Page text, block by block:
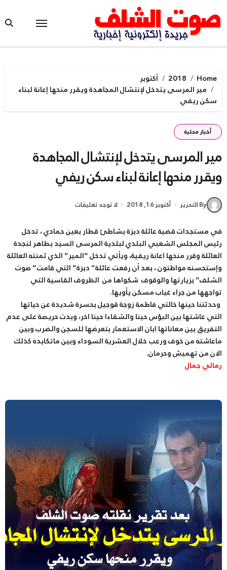
to
content
Home
2018
أكتوبر
مير المرسى يتدخل لإنتشال المجاهدة ويقرر منحها إعانة لبناء
سكن ريفي
أخبار محلية
مير المرسى يتدخل لإنتشال المجاهدة
ويقرر منحها إعانة لبناء سكن ريفي
By التحرير أكتوبر 16, 2018 لا توجد تعليقات
في مستجدات قضية عائلة دبزة بشاطئ قطار بعين حمادي ، تدخل
رئيس المجلس الشعبي البلدي لبلدية المرسى السيد بطاهر لنجدة
العائلة وقرر منحها اعانة ريفية، ويأتي تدخل “المير” الذي ثمنته العائلة
وإستحسنه مواطنون ، بعد أن رفعت عائلة” دبزة” التي قامت” صوت
الشلف” بزيارتها والوقوف شكواها من الظروف القاسية التي
تواجهها من جراء غياب مسكن يأويها.
وحدثتنا حينها خالتي فاطمة زوجة قوجيل بحسرة شديدة عن حياتها
التي عاشتها بين البؤس حينا والشقاءا حينا اخر، وبدت حريصة على عدم
التفريق بين معاناتها ابان الاستعمار بتعرضها للسجن والضرب وبين
ماعاشته من خوف ورعب خلال العشرية السوداء وبين ماتكابده كذلك
الان من تهميش وحرمان.
رمالي جمال